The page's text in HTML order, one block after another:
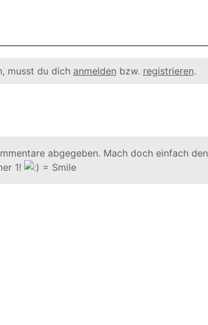
musst du dich anmelden bzw. registrieren.
abgegeben. Mach doch einfach den
1!